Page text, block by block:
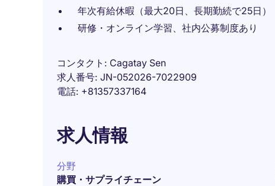
年次有給休暇（最大20日、長期勤続で25日）
研修・オンライン学習、社内公募制度あり
コンタクト
Cagatay Sen
求人番号 JN-052026-7022909
電話 +81357337164
求人情報
分野
購買・サプライチェーン